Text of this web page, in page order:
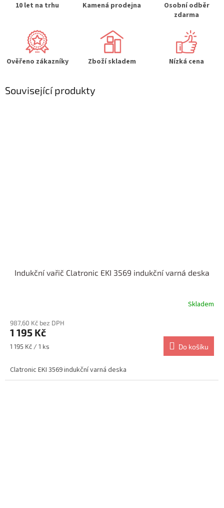
10 let na trhu Kamená prodejna
Osobní odběr
zdarma
Ověřeno zákazníky Zboží skladem Nízká cena
Související produkty
Indukční vařič Clatronic EKI 3569 indukční varná deska
Skladem
987,60 Kč bez DPH
1 195 Kč
Měrná
1 195 Kč / 1 ks Do košíku
Clatronic EKI 3569 indukční varná deska